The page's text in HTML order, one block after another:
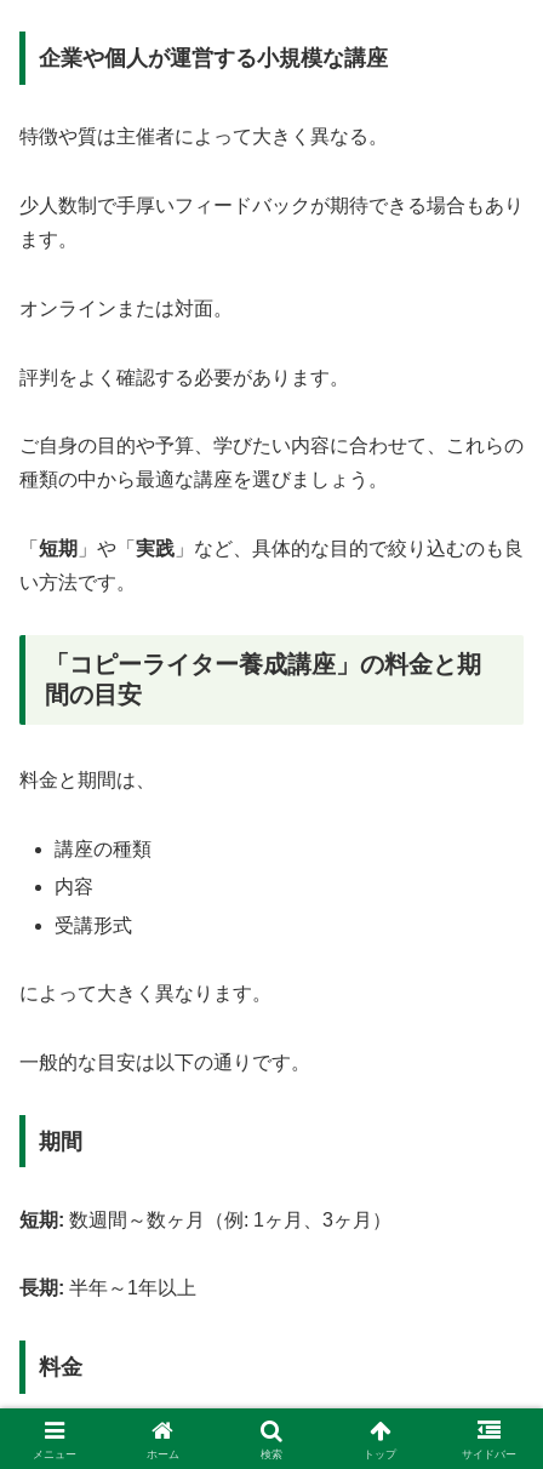
企業や個人が運営する小規模な講座
特徴や質は主催者によって大きく異なる。
少人数制で手厚いフィードバックが期待できる場合もあり
ます。
オンラインまたは対面。
評判をよく確認する必要があります。
ご自身の目的や予算、学びたい内容に合わせて、これらの
種類の中から最適な講座を選びましょう。
「 短期 」や「 実践 」など、具体的な目的で絞り込むのも良
い方法です。
「コピーライター養成講座」の料金と期
間の目安
料金と期間は、
講座の種類
内容
受講形式
によって大きく異なります。
一般的な目安は以下の通りです。
期間
短期: 数週間～数ヶ月（例: 1ヶ月、3ヶ月）
長期: 半年～1年以上
料金
数万円: オンライン
学習プラットフォームの買い切り型
メニュー ホーム 検索 トップ サイドバー